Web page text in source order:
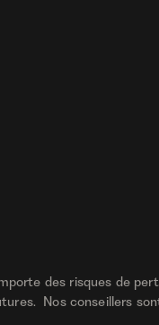
des risques de
Nos conseillers